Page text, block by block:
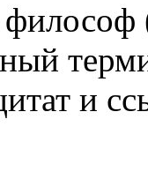
философ
и